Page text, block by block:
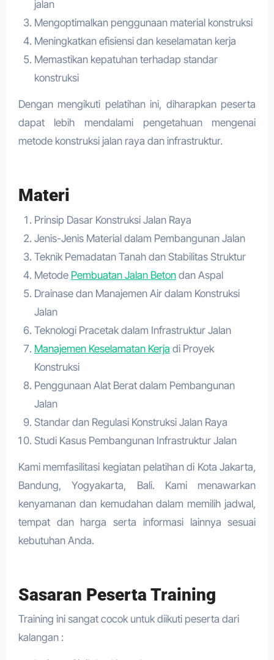
jalan
Mengoptimalkan penggunaan material konstruksi
Meningkatkan efisiensi dan keselamatan kerja
Memastikan kepatuhan terhadap standar
konstruksi
Dengan mengikuti pelatihan ini, diharapkan peserta
dapat lebih mendalami pengetahuan mengenai
metode konstruksi jalan raya dan infrastruktur.
Materi
Prinsip Dasar Konstruksi Jalan Raya
Jenis-Jenis Material dalam Pembangunan Jalan
Teknik Pemadatan Tanah dan Stabilitas Struktur
Metode Pembuatan Jalan Betondan Aspal
Drainase dan Manajemen Air dalam Konstruksi
Jalan
Teknologi Pracetak dalam Infrastruktur Jalan
Manajemen Keselamatan Kerja di Proyek
Konstruksi
Penggunaan Alat Berat dalam Pembangunan
Jalan
Standar dan Regulasi Konstruksi Jalan Raya
Studi Kasus Pembangunan Infrastruktur Jalan
Kami memfasilitasi kegiatan pelatihan di Kota Jakarta,
Bandung, Yogyakarta, Bali. Kami menawarkan
kenyamanan dan kemudahan dalam memilih jadwal,
tempat dan harga serta informasi lainnya sesuai
kebutuhan Anda.
Sasaran Peserta Training
Training ini sangat cocok untuk diikuti peserta dari
kalangan :